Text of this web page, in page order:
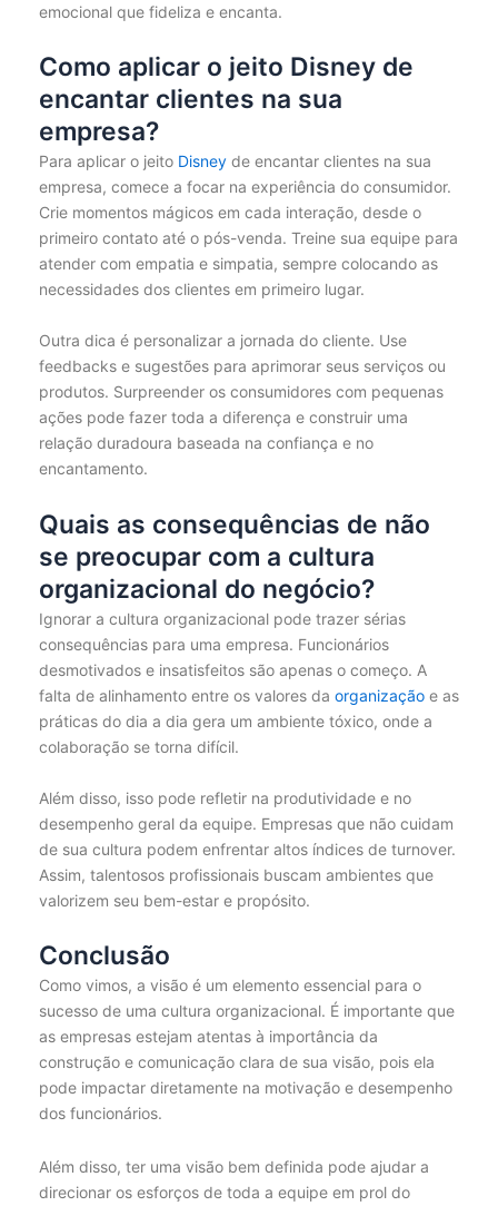
emocional que fideliza e encanta.
Como aplicar o jeito Disney de
encantar clientes na sua
empresa?
Para aplicar o jeito Disneyde encantar clientes na sua
empresa, comece a focar na experiência do consumidor.
Crie momentos mágicos em cada interação, desde o
primeiro contato até o pós-venda. Treine sua equipe para
atender com empatia e simpatia, sempre colocando as
necessidades dos clientes em primeiro lugar.
Outra dica é personalizar a jornada do cliente. Use
feedbacks e sugestões para aprimorar seus serviços ou
produtos. Surpreender os consumidores com pequenas
ações pode fazer toda a diferença e construir uma
relação duradoura baseada na confiança e no
encantamento.
Quais as consequências de não
se preocupar com a cultura
organizacional do negócio?
Ignorar a cultura organizacional pode trazer sérias
consequências para uma empresa. Funcionários
desmotivados e insatisfeitos são apenas o começo. A
falta de alinhamento entre os valores da organizaçãoe as
práticas do dia a dia gera um ambiente tóxico, onde a
colaboração se torna difícil.
Além disso, isso pode refletir na produtividade e no
desempenho geral da equipe. Empresas que não cuidam
de sua cultura podem enfrentar altos índices de turnover.
Assim, talentosos profissionais buscam ambientes que
valorizem seu bem-estar e propósito.
Conclusão
Como vimos, a visão é um elemento essencial para o
sucesso de uma cultura organizacional. É importante que
as empresas estejam atentas à importância da
construção e comunicação clara de sua visão, pois ela
pode impactar diretamente na motivação e desempenho
dos funcionários.
Além disso, ter uma visão bem definida pode ajudar a
direcionar os esforços de toda a equipe em prol do